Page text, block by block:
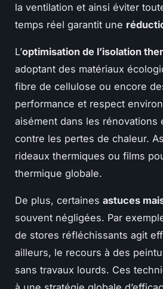
la ventilation et ainsi éviter
temps réel garantit une
L’optimisation de l’isolation
adoptant des matériaux
fibre de cellulose ou encore
performance et respect
aisément dans les
contre les pertes de chaleur.
rideaux thermiques ou films
thermique globale.
De plus, certaines astuces
souvent négligées. Par
de stores réfléchissants agit
ailleurs, le recours à des
sans travaux lourds. Ces